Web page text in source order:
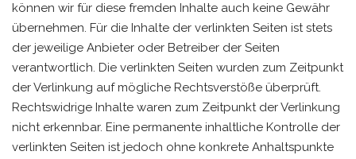
können wir für diese fremden Inhalte auch keine Gewähr
übernehmen. Für die Inhalte der verlinkten Seiten ist stets
der jeweilige Anbieter oder Betreiber der Seiten
verantwortlich. Die verlinkten Seiten wurden zum Zeitpunkt
der Verlinkung auf mögliche Rechtsverstöße überprüft.
Rechtswidrige Inhalte waren zum Zeitpunkt der Verlinkung
nicht erkennbar. Eine permanente inhaltliche Kontrolle der
verlinkten Seiten ist jedoch ohne konkrete Anhaltspunkte